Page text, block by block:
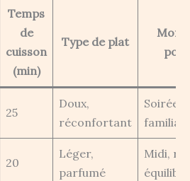
Temps
de
cuisson
(min)
Type de plat
25
Doux,
réconfortant
Soirée,
familial
20
Léger,
parfumé
Midi,
équilibré